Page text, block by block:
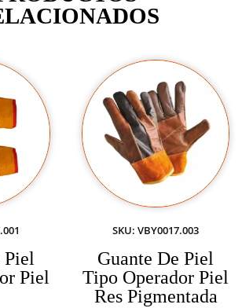
Piel
Piel
SKU: VBY0017.003
Guante De Piel
Tipo Operador Piel
Res Pigmentada